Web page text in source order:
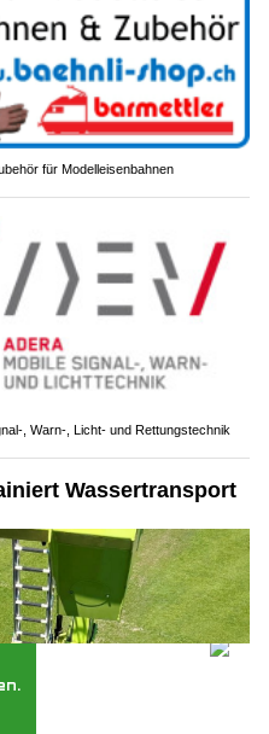
für Modelleisenbahnen
, Warn-, Licht- und Rettungstechnik
Wassertransport